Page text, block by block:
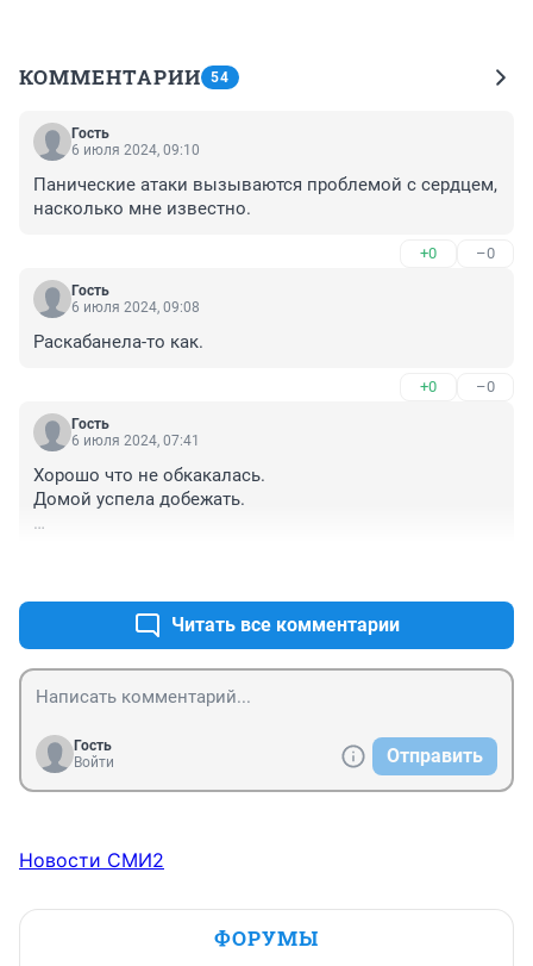
КОММЕНТАРИИ 54
Гость
6 июля 2024, 09:10
Панические атаки вызываются проблемой с сердцем,
насколько мне известно.
+0 –0
Гость
6 июля 2024, 09:08
Раскабанела-то как.
+0 –0
Гость
6 июля 2024, 07:41
Хорошо что не обкакалась.
Домой успела добежать.
Читать все комментарии
Гость
Войти
Отправить
Новости СМИ2
ФОРУМЫ